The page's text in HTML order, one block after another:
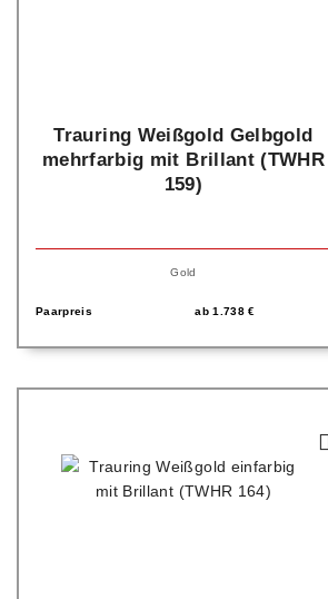
Trauring Weißgold Gelbgold
mehrfarbig mit Brillant (TWHR
159)
Gold
Paarpreis ab1.738€